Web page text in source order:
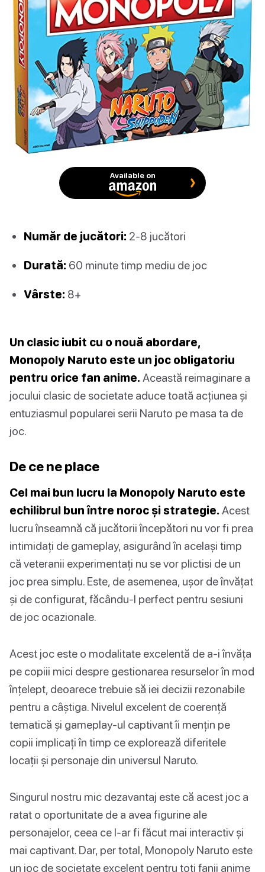
Available on
Număr de jucători: 2-8 jucători
Durată: 60 minute timp mediu de joc
Vârste: 8+
Un clasic iubit cu o nouă abordare,
Monopoly Naruto este un joc obligatoriu
pentru orice fan anime. Această reimaginare a
jocului clasic de societate aduce toată acțiunea și
entuziasmul popularei serii Naruto pe masa ta de
joc.
De ce ne place
Cel mai bun lucru la Monopoly Naruto este
echilibrul bun între noroc și strategie. Acest
lucru înseamnă că jucătorii începători nu vor fi prea
intimidați de gameplay, asigurând în același timp
că veteranii experimentați nu se vor plictisi de un
joc prea simplu. Este, de asemenea, ușor de învățat
și de configurat, făcându-l perfect pentru sesiuni
de joc ocazionale.
Acest joc este o modalitate excelentă de a-i învăța
pe copiii mici despre gestionarea resurselor în mod
înțelept, deoarece trebuie să iei decizii rezonabile
pentru a câștiga. Nivelul excelent de coerență
tematică și gameplay-ul captivant îi mențin pe
copii implicați în timp ce explorează diferitele
locații și personaje din universul Naruto.
Singurul nostru mic dezavantaj este că acest joc a
ratat o oportunitate de a avea figurine ale
personajelor, ceea ce l-ar fi făcut mai interactiv și
mai captivant. Dar, per total, Monopoly Naruto este
un joc de societate excelent pentru toți fanii anime